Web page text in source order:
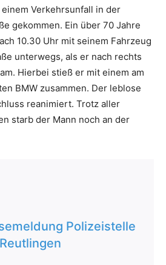
Verkehrsunfall in der
gekommen. Ein über 70 Jahre
10.30 Uhr mit seinem Fahrzeug
unterwegs, als er nach rechts
Hierbei stieß er mit einem am
BMW zusammen. Der leblose
reanimiert. Trotz aller
starb der Mann noch an der
Polizeistelle
Reutlingen